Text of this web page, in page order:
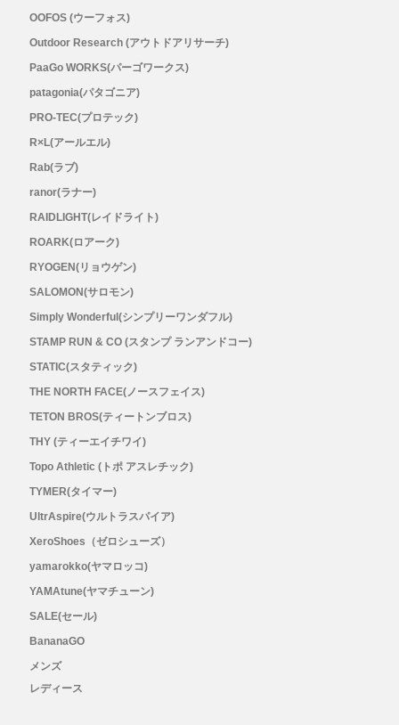
TYMER(タイマー)
yamarokko(ヤマロッコ)
YAMAtune(ヤマチューン)
SALE(セール)
BananaGO
レディース
OOFOS (ウーフォス)
Outdoor Research (アウトドアリサーチ)
PaaGo WORKS(パーゴワークス)
patagonia(パタゴニア)
PRO-TEC(プロテック)
R×L(アールエル)
Rab(ラブ)
ranor(ラナー)
RAIDLIGHT(レイドライト)
ROARK(ロアーク)
RYOGEN(リョウゲン)
SALOMON(サロモン)
Simply Wonderful(シンプリーワンダフル)
STAMP RUN & CO (スタンプ ランアンドコー)
STATIC(スタティック)
THE NORTH FACE(ノースフェイス)
TETON BROS(ティートンブロス)
THY (ティーエイチワイ)
Topo Athletic (トポ アスレチック)
TYMER(タイマー)
UltrAspire(ウルトラスパイア)
XeroShoes（ゼロシューズ）
yamarokko(ヤマロッコ)
YAMAtune(ヤマチューン)
SALE(セール)
BananaGO
メンズ
レディース